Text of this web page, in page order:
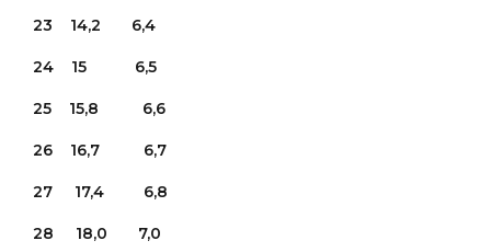
23 14,2 6,4
24 15 6,5
25 15,8 6,6
26 16,7 6,7
27 17,4 6,8
28 18,0 7,0